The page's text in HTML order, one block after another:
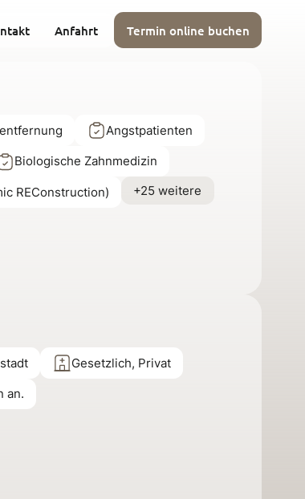
Anfahrt Termin online buchen
Angstpatienten
Biologische Zahnmedizin
REConstruction) +25 weitere
Gesetzlich, Privat
an.